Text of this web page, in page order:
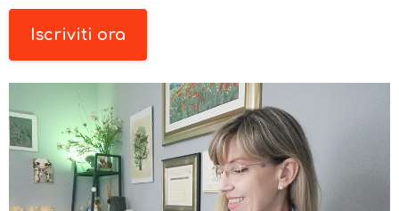
Iscriviti ora